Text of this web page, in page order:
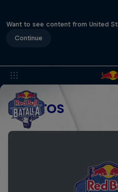
Want to see content from United
Continue
EVENTOS